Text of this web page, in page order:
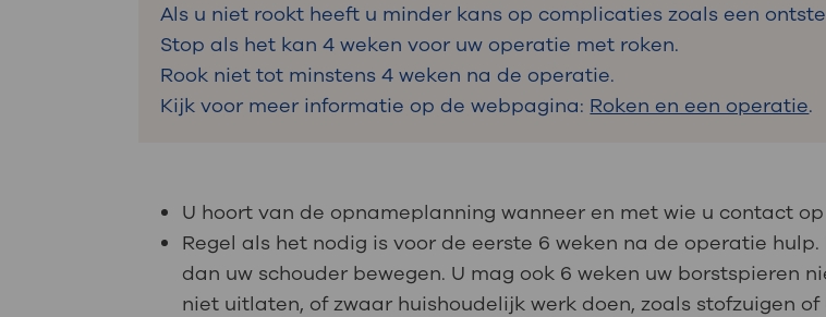
Als u niet rookt heeft u minder kans op complicaties zoals een
Stop als het kan 4 weken voor uw operatie met roken.
Rook niet tot minstens 4 weken na de operatie.
Kijk voor meer informatie op de webpagina: Roken en een operatie.
U hoort van de opnameplanning wanneer en met wie u contact
Regel als het nodig is voor de eerste 6 weken na de operatie
dan uw schouder bewegen. U mag ook 6 weken uw borstspieren
niet uitlaten, of zwaar huishoudelijk werk doen, zoals stofzuigen of